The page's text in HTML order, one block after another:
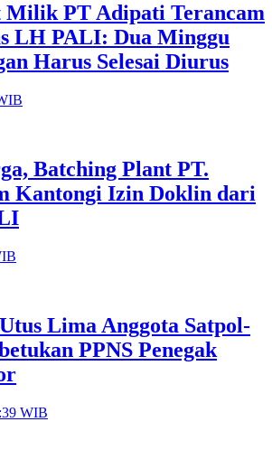
Milik PT Adipati Terancam
LH PALI: Dua Minggu
Harus Selesai Diurus
Batching Plant PT.
Kantongi Izin Doklin dari
Lima Anggota Satpol-
PPNS Penegak
WIB